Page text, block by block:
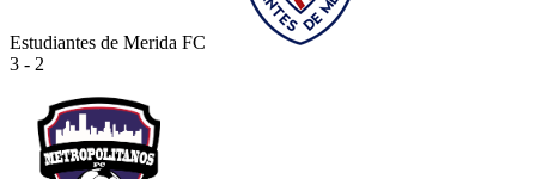
Estudiantes de Merida FC
3 - 2